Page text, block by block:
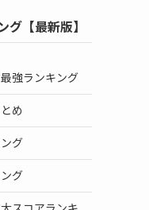
【最新版】
強ランキング
め
グ
グ